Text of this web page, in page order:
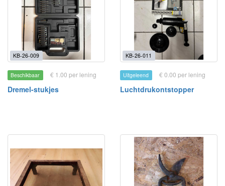
KB-26-009
Beschikbaar € 1.00 per lening
Dremel-stukjes
KB-26-011
Uitgeleend € 0.00 per lening
Luchtdrukontstopper